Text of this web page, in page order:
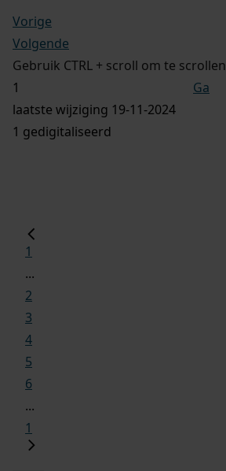
Vorige
Volgende
Gebruik CTRL + scroll om te scrollen
Ga
laatste wijziging 19-11-2024
1 gedigitaliseerd
1
...
2
3
4
5
6
...
1